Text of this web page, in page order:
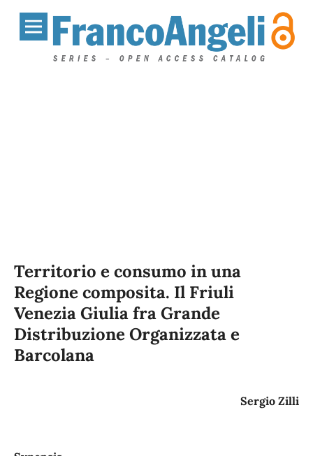
Territorio e consumo in una
Regione composita. Il Friuli
Venezia Giulia fra Grande
Distribuzione Organizzata e
Barcolana
Sergio Zilli